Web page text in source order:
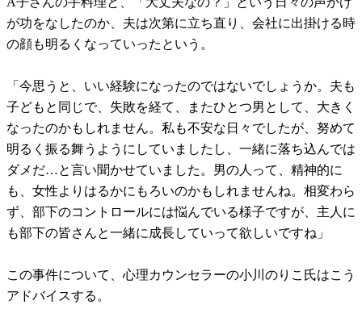
が功をなしたのか、夫は次第に立ち直り、会社に出掛ける時
の顔も明るくなっていったという。
「今思うと、いい経験になったのではないでしょうか。夫も
子どもと同じで、失敗を経て、またひとつ男として、大きく
なったのかもしれません。私も不安な日々でしたが、努めて
明るく振る舞うようにしていましたし、一緒に落ち込んでは
ダメだ…と言い聞かせていました。男の人って、精神的に
も、女性よりはるかにもろいのかもしれませんね。相変わら
ず、部下のコントロールには悩んでいる様子ですが、主人に
も部下の皆さんと一緒に成長していって欲しいですね」
この事件について、心理カウンセラーの小川のりこ氏はこう
アドバイスする。